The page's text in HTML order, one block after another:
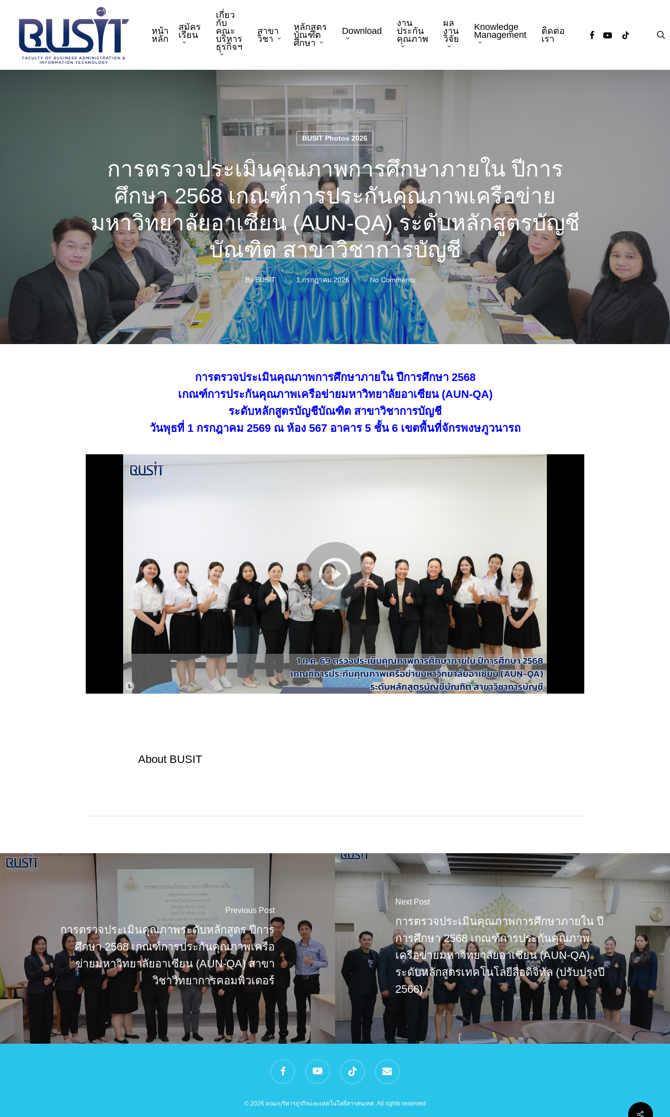
content
หน้า
หลัก
สมัคร
เรียน
เกี่ยว
กับ
คณะ
บริหาร
ธุรกิจฯ
สาขา
วิชา
หลักสูตร
บัณฑิต
ศึกษา
Download
งาน
ประกัน
คุณภาพ
ผล
งาน
วิจัย
Knowledge
Management
ติดต่อ
เรา
facebookyoutube
tiktok
BUSIT Photos 2026
การตรวจประเมินคุณภาพการศึกษาภายใน ปีการ
ศึกษา 2568 เกณฑ์การประกันคุณภาพเครือข่าย
มหาวิทยาลัยอาเซียน (AUN-QA) ระดับหลักสูตรบัญชี
บัณฑิต สาขาวิชาการบัญชี
By BUSIT 1 กรกฎาคม 2026 No Comments
การตรวจประเมินคุณภาพการศึกษาภายใน ปีการศึกษา 2568
เกณฑ์การประกันคุณภาพเครือข่ายมหาวิทยาลัยอาเซียน (AUN-QA)
ระดับหลักสูตรบัญชีบัณฑิต สาขาวิชาการบัญชี
วันพุธที่ 1 กรกฎาคม 2569 ณ ห้อง 567 อาคาร 5 ชั้น 6 เขตพื้นที่จักรพงษภูวนารถ
About BUSIT
Previous Post
การตรวจประเมินคุณภาพระดับหลักสูตร ปีการ
ศึกษา 2568 เกณฑ์การประกันคุณภาพเครือ
ข่ายมหาวิทยาลัยอาเซียน (AUN-QA) สาขา
วิชาวิทยาการคอมพิวเตอร์
Next Post
การตรวจประเมินคุณภาพการศึกษาภายใน ปี
การศึกษา 2568 เกณฑ์การประกันคุณภาพ
เครือข่ายมหาวิทยาลัยอาเซียน (AUN-QA)
ระดับหลักสูตรเทคโนโลยีสื่อดิจิทัล (ปรับปรุงปี
2566)
facebook youtube tiktok email
© 2026 คณะบริหารธุรกิจและเทคโนโลยีสารสนเทศ. All rights reserved